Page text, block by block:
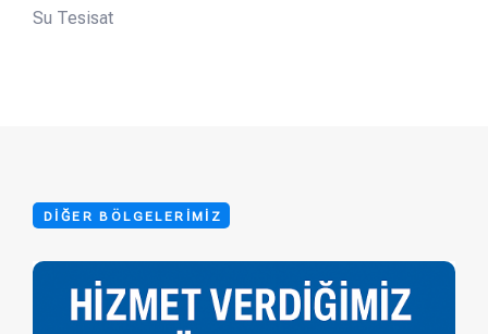
Su Tesisat
DIĞER BÖLGELERIMIZ